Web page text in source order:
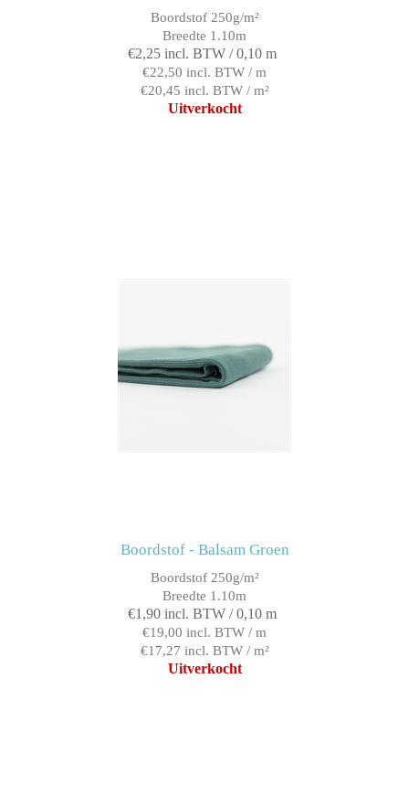
Boordstof 250g/m²
Breedte 1.10m
€2,25 incl. BTW / 0,10 m
€22,50 incl. BTW / m
€20,45 incl. BTW / m²
Uitverkocht
Boordstof - Balsam Groen
Boordstof 250g/m²
Breedte 1.10m
€1,90 incl. BTW / 0,10 m
€19,00 incl. BTW / m
€17,27 incl. BTW / m²
Uitverkocht